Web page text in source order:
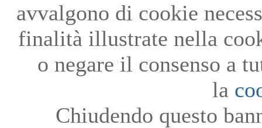
avvalgono di cookie
finalità illustrate nella
o negare il consenso a
la
Chiudendo questo